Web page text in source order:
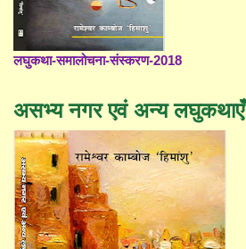
लघुकथा-समालोचना-संस्करण-2018
असभ्य नगर एवं अन्य लघुकथाएँ